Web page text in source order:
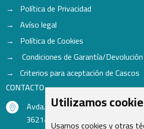
Utilizamos
Usamos cookies y otras
Política de Privacidad
Avíso legal
Política de Cookies
Condiciones de Garantía/Devolución
Criterios para aceptación de Cascos
CONTACTO
Avda. do Freixo - Sardoma, 13
36214 Vigo - Pontevedra - España